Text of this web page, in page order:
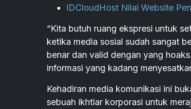
IDCloudHost Nilai Website
“Kita butuh ruang ekspresi untuk
ketika media sosial sudah sangat
benar dan valid dengan yang
informasi yang kadang
Kehadiran media komunikasi ini
sebuah ikhtiar korporasi untuk